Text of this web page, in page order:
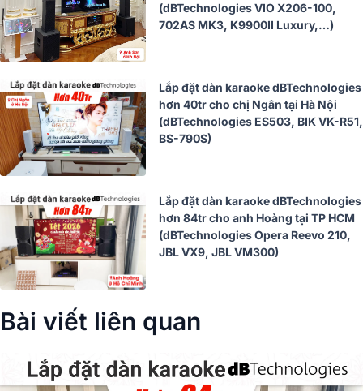
(dBTechnologies VIO X206-100,
702AS MK3, K9900II Luxury,…)
Lắp đặt dàn karaoke dBTechnologies
hơn 40tr cho chị Ngân tại Hà Nội
(dBTechnologies ES503, BIK VK-R51,
BS-790S)
Lắp đặt dàn karaoke dBTechnologies
hơn 84tr cho anh Hoàng tại TP HCM
(dBTechnologies Opera Reevo 210,
JBL VX9, JBL VM300)
Bài viết liên quan